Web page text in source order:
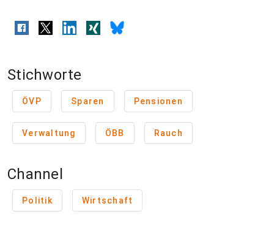
Stichworte
ÖVP Sparen Pensionen
Verwaltung ÖBB Rauch
Channel
Politik Wirtschaft